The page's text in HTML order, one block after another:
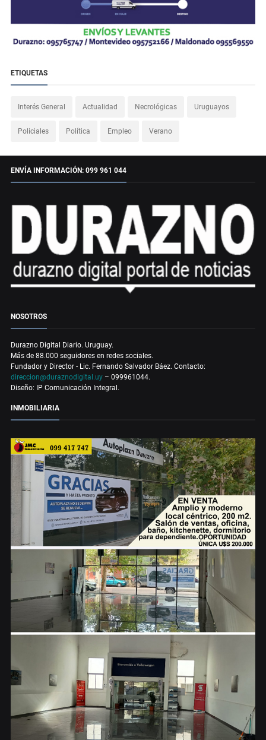
ETIQUETAS
Interés General Actualidad Necrológicas Uruguayos
Policiales Política Empleo Verano
ENVÍA INFORMACIÓN: 099 961 044
NOSOTROS
Durazno Digital Diario. Uruguay.
Más de 88.000 seguidores en redes sociales.
Fundador y Director - Lic. Fernando Salvador Báez. Contacto:
direccion@duraznodigital.uy – 099961044.
Diseño: IP Comunicación Integral.
INMOBILIARIA